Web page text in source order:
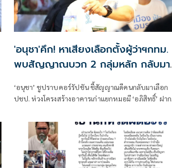
'อนุชา'คึก! หาเสียงเลือกตั้งผู้ว่าฯกทม.
พบสัญญาณบวก 2 กลุ่มหลัก กลับมา
‘อนุชา’ ชูปราบคอร์รัปชัน ชี้สัญญาณดีคนกลับมาเลือก
ปชป. ห่วงโครงสร้างอาคารเก่าแยกหมอมี ‘อภิสิทธิ์’ ฝาก